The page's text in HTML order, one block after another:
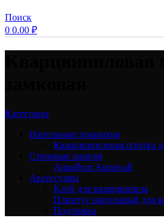
Поиск
0 0.00 ₽
Категории
Напольные покрытия
Кварцвиниловая плитка
Стеновые панели
Aquafloor Aquawall
Аксессуары
Клей для кварцвинила
Плинтус напольный для
Подложка